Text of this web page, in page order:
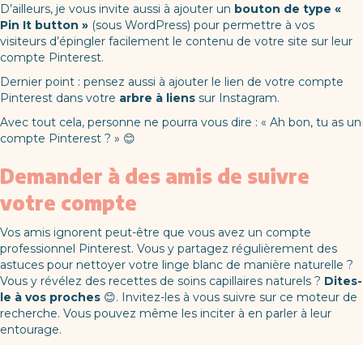
D’ailleurs, je vous invite aussi à ajouter un bouton de type «
Pin It button » (sous WordPress) pour permettre à vos
visiteurs d’épingler facilement le contenu de votre site sur leur
compte Pinterest.
Dernier point : pensez aussi à ajouter le lien de votre compte
Pinterest dans votre arbre à liens sur Instagram.
Avec tout cela, personne ne pourra vous dire : « Ah bon, tu as un
compte Pinterest ? » 😊
Demander à des amis de suivre
votre compte
Vos amis ignorent peut-être que vous avez un compte
professionnel Pinterest. Vous y partagez régulièrement des
astuces pour nettoyer votre linge blanc de manière naturelle ?
Vous y révélez des recettes de soins capillaires naturels ? Dites-
le à vos proches 😊. Invitez-les à vous suivre sur ce moteur de
recherche. Vous pouvez même les inciter à en parler à leur
entourage.